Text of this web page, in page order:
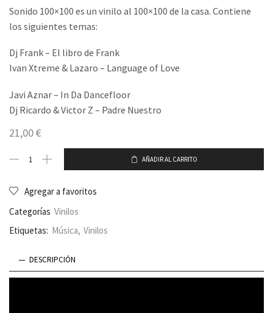
Sonido 100×100 es un vinilo al 100×100 de la casa. Contiene
los siguientes temas:
Dj Frank – El libro de Frank
Ivan Xtreme & Lazaro – Language of Love
Javi Aznar – In Da Dancefloor
Dj Ricardo & Victor Z – Padre Nuestro
21,00€
AÑADIR AL CARRITO
Agregar a favoritos
Categorías Vinilos
Etiquetas: Música, Vinilos
DESCRIPCIÓN